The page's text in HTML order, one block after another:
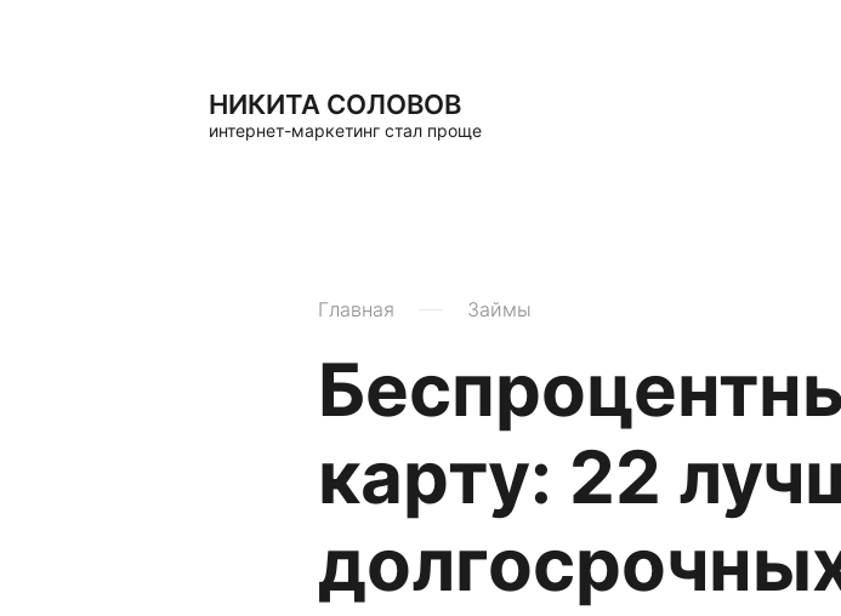
НИКИТА СОЛОВОВ
интернет-маркетинг стал проще
Главная Займы
карту: 22